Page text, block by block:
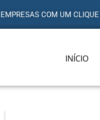
COM UM CLIQUE
INÍCIO